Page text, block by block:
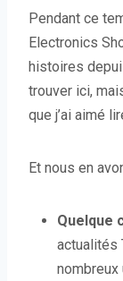
Pendant ce
Electronics
histoires
trouver ici,
que j’ai aimé
Et nous en
Quelque
actualités